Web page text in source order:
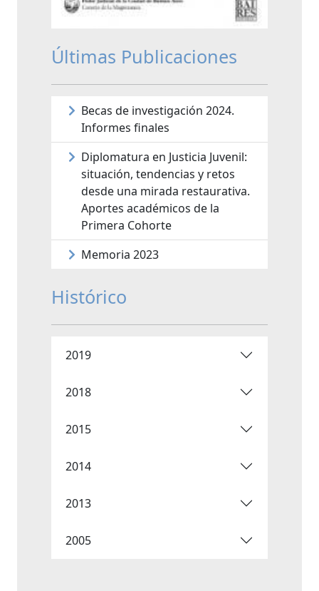
Últimas Publicaciones
Becas de investigación 2024.
Informes finales
Diplomatura en Justicia Juvenil:
situación, tendencias y retos
desde una mirada restaurativa.
Aportes académicos de la
Primera Cohorte
Memoria 2023
Histórico
2019
2018
2015
2014
2013
2005